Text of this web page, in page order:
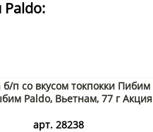
п со вкусом токпокки Пибим
Paldo, Вьетнам, 77 г Акция
арт. 28238